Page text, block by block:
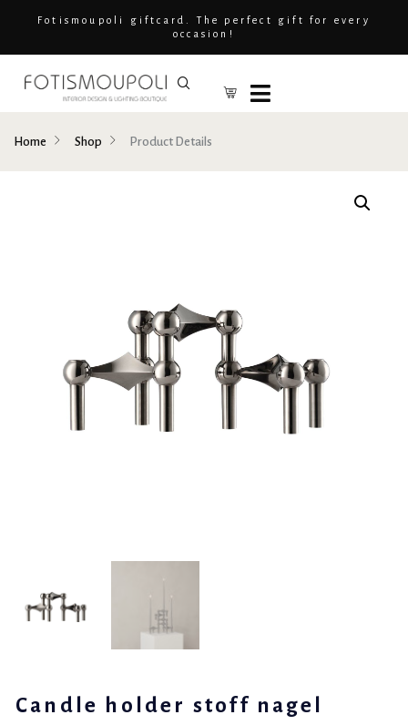
Fotismoupoli giftcard. The perfect gift for every
occasion!
Home Shop Product Details
Candle holder stoff nagel